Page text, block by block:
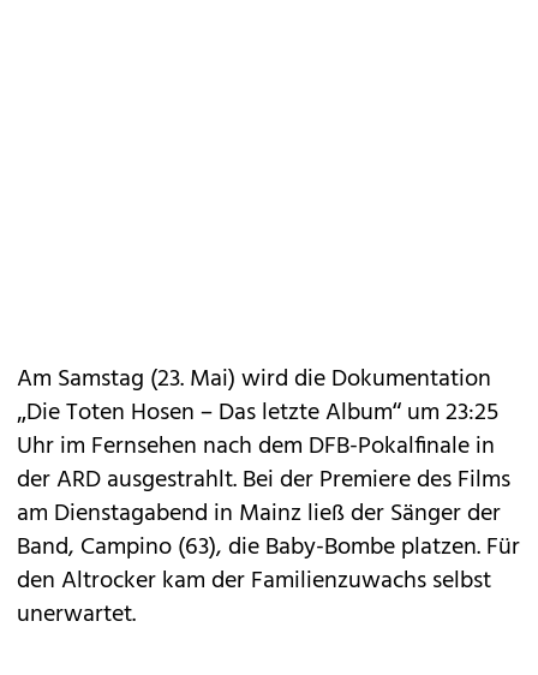
Am Samstag (23. Mai) wird die Dokumentation
„Die Toten Hosen – Das letzte Album“ um 23:25
Uhr im Fernsehen nach dem DFB-Pokalfinale in
der ARD ausgestrahlt. Bei der Premiere des Films
am Dienstagabend in Mainz ließ der Sänger der
Band, Campino (63), die Baby-Bombe platzen. Für
den Altrocker kam der Familienzuwachs selbst
unerwartet.